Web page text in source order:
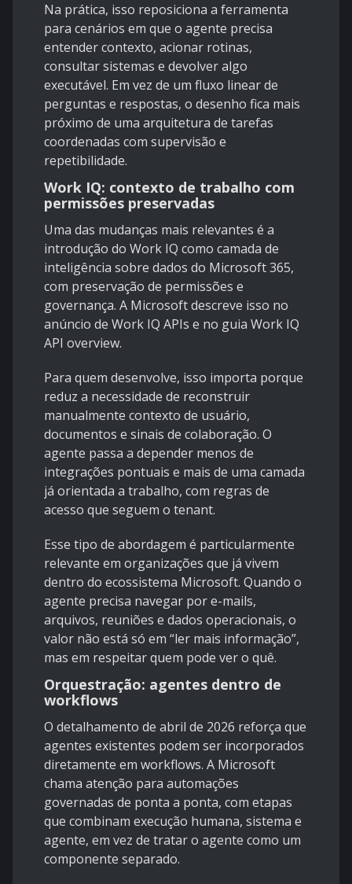
Na prática, isso reposiciona a ferramenta
para cenários em que o agente precisa
entender contexto, acionar rotinas,
consultar sistemas e devolver algo
executável. Em vez de um fluxo linear de
perguntas e respostas, o desenho fica mais
próximo de uma arquitetura de tarefas
coordenadas com supervisão e
repetibilidade.
Work IQ: contexto de trabalho com
permissões preservadas
Uma das mudanças mais relevantes é a
introdução do Work IQ como camada de
inteligência sobre dados do Microsoft 365,
com preservação de permissões e
governança. A Microsoft descreve isso no
anúncio de Work IQ APIs e no guia Work IQ
API overview.
Para quem desenvolve, isso importa porque
reduz a necessidade de reconstruir
manualmente contexto de usuário,
documentos e sinais de colaboração. O
agente passa a depender menos de
integrações pontuais e mais de uma camada
já orientada a trabalho, com regras de
acesso que seguem o tenant.
Esse tipo de abordagem é particularmente
relevante em organizações que já vivem
dentro do ecossistema Microsoft. Quando o
agente precisa navegar por e-mails,
arquivos, reuniões e dados operacionais, o
valor não está só em “ler mais informação”,
mas em respeitar quem pode ver o quê.
Orquestração: agentes dentro de
workflows
O detalhamento de abril de 2026 reforça que
agentes existentes podem ser incorporados
diretamente em workflows. A Microsoft
chama atenção para automações
governadas de ponta a ponta, com etapas
que combinam execução humana, sistema e
agente, em vez de tratar o agente como um
componente separado.